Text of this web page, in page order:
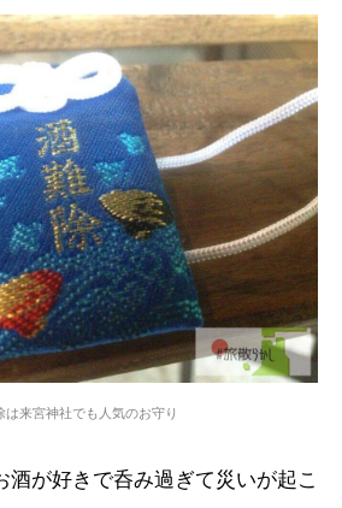
は来宮神社でも人気のお守り
酒が好きで呑み過ぎて災いが起こ